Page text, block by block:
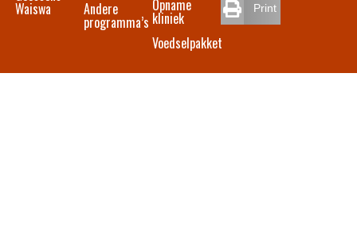
Waiswa
Andere
programma’s
Opname
kliniek
Voedselpakket
Print